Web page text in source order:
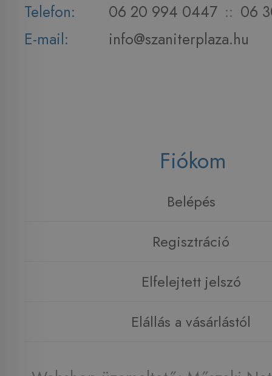
Telefon:
06 20 994 0447 :: 06
E-mail:
info@szaniterplaza.hu
Fiókom
Belépés
Regisztráció
Elfelejtett jelszó
Elállás a vásárlástól